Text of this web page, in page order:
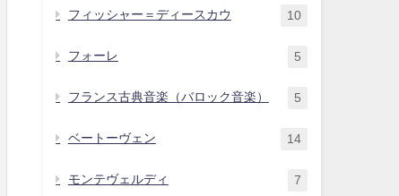
フィッシャー＝ディースカウ 10
フォーレ 5
フランス古典音楽（バロック音楽） 5
ベートーヴェン 14
モンテヴェルディ 7